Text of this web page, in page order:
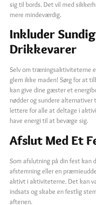
sig til bords. Det vil med
mere mindeværdig.
Inkluder
Drikkevarer
Selv om træningsaktiviteterne
glem ikke maden! Sørg for at
kan give dine gæster et
nødder og sundere
lettere for alle at deltage i
have energi til at bevæge sig.
Afslut Med Et
Som afslutning på din fest kan
afstemning eller en
aktivt i aktiviteterne. Det kan
indsats og skabe en festlig
aftenen.